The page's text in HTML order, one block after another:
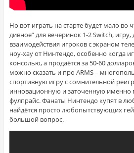
Но вот играть на старте будет мало во
дивное” для вечеринок 1-2 Switch,
взаимодействия игроков с экраном
ноу-хау от Нинтендо, особенно когда
консолью, а продаётся за 50-60
можно сказать и про ARMS –
спортивную игру с сомнительной
инновационную и заточенную именно
фулпрайс. Фанаты Нинтендо купят в
найдётся просто любопытствующих
большой вопрос.